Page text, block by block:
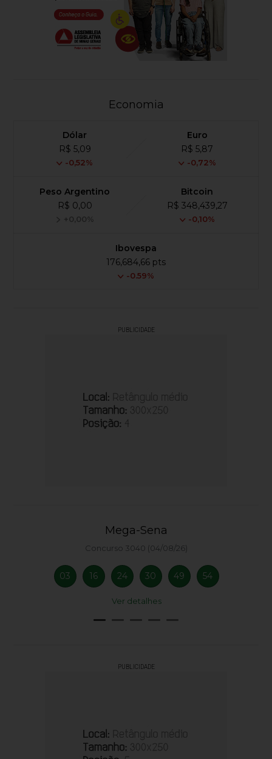
Economia
Dólar
R$ 5,09
-0,52%
Euro
R$ 5,87
-0,72%
Peso Argentino
R$ 0,00
+0,00%
Bitcoin
R$ 348,439,27
-0,10%
Ibovespa
176,684,66 pts
-0.59%
PUBLICIDADE
Mega-Sena
Concurso 3040 (04/08/26)
03 16 24 30 49 54
Ver detalhes
PUBLICIDADE